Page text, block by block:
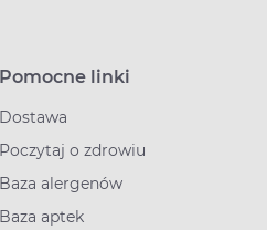
Pomocne linki
Dostawa
Poczytaj o zdrowiu
Baza alergenów
Baza aptek